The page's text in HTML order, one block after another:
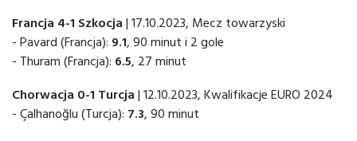
Francja 4-1 Szkocja | 17.10.2023, Mecz towarzyski
- Pavard (Francja): 9.1, 90 minut i 2 gole
- Thuram (Francja): 6.5, 27 minut
Chorwacja 0-1 Turcja | 12.10.2023, Kwalifikacje EURO 2024
- Çalhanoğlu (Turcja): 7.3, 90 minut